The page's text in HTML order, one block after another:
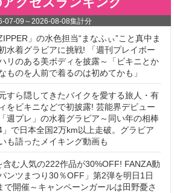
07-09 ～2026-08-08集計分
」の水色担当“まなふぃ”こと真中ま
水着グラビアに挑戦! 「週刊プレイボー
リのある美ボディを披露～「ビキニとか
ものを人前で着るのは初めてかも」
すら隠してきたバイクを愛する旅人・有
をビキニなどで初披露! 芸能界デビュー
週プレ」の水着グラビア～同い年の相棒
」で日本全国2万km以上走破。グラビア
も語ったメイキング動画も
含む人気の222作品が30%OFF! FANZA動
ンツまつり30％OFF」第2弾を明日1日
で開催～キャンペーンガールは田野憂さ